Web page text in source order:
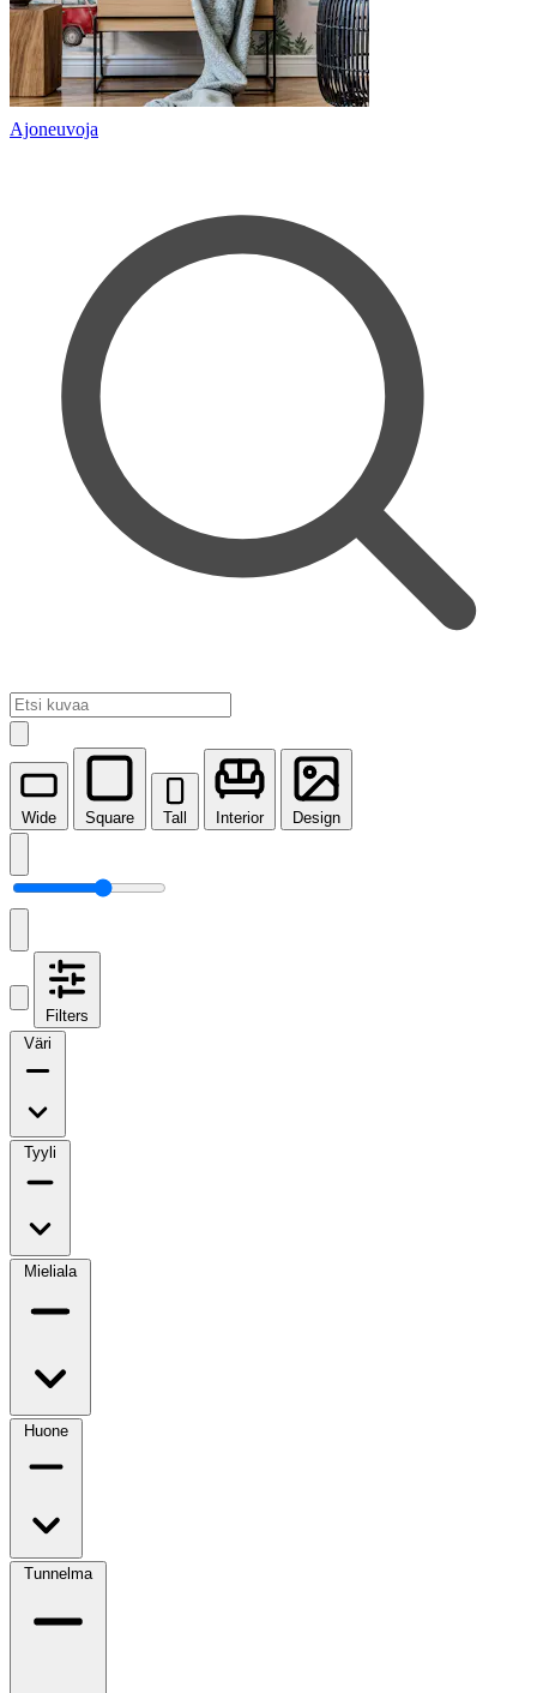
Ajoneuvoja
Wide Square Tall Interior Design
Filters
Väri
Tyyli
Mieliala
Huone
Tunnelma